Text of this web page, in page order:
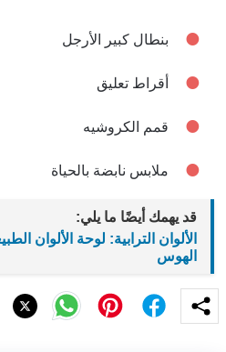
بنطال كبير الأرجل
أقراط تعليق
قمم الكروشيه
ملابس نابضة بالحياة
قد يهمك أيضًا ما يلي:
الألوان الترابية: لوحة الألوان
الهوس